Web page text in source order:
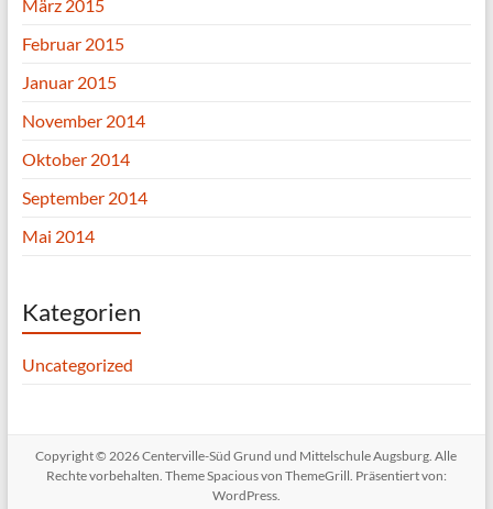
März 2015
Februar 2015
Januar 2015
November 2014
Oktober 2014
September 2014
Mai 2014
Kategorien
Uncategorized
Copyright © 2026Centerville-Süd Grund und Mittelschule Augsburg . Alle
Rechte vorbehalten. ThemeSpaciousvon ThemeGrill. Präsentiert von:
WordPress.